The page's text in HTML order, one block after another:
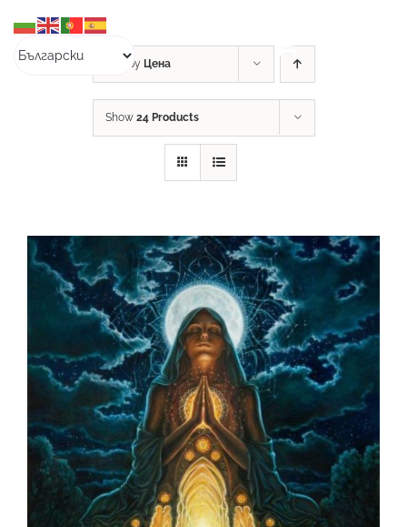
content
Sort by Цена
Show 24 Products